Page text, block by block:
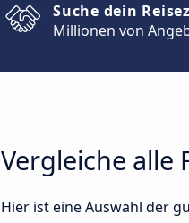
Suche dein
Millionen von
Vergleiche alle
Hier ist eine Auswahl der